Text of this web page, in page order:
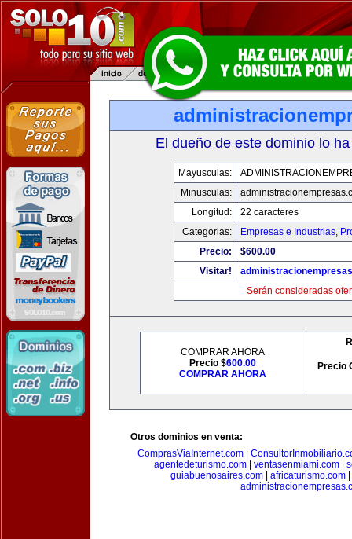
El dueño de este dominio lo
Mayusculas:
Minusculas:
Longitud:
22 caracteres
Categorias:
Empresas e Industrias,
Precio:
$600.00
Visitar!
Serán consideradas
COMPRAR AHORA
Precio $600.00
COMPRAR AHORA
Precio
Otros dominios en venta:
ComprasViaInternet.com
agentedeturismo.com| ventasenmiami.com|
guiabuenosaires.com
africaturismo.com